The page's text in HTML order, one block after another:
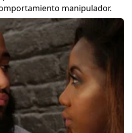
manipulador.